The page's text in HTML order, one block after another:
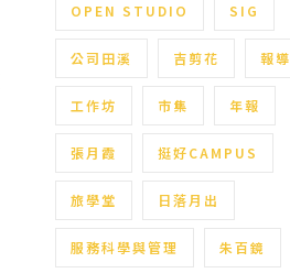
OPEN STUDIO SIG
公司田溪 吉剪花 報導
工作坊 市集 年報
張月霞 挺好CAMPUS
旅學堂 日落月出
服務科學與管理 朱百鏡